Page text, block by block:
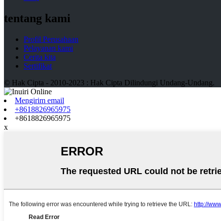
tentang kami
Profil Perusahaan
Pelayanan kami
Cerita kita
Sertifikat
© Hak Cipta - 2010-2023 : Hak Cipta Dilindungi Undang-Undang.
Mengirim email
+8618826965975
+8618826965975
x